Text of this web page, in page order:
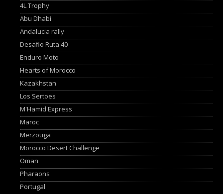
4L Trophy
Abu Dhabi
Andalucia rally
Desafio Ruta 40
Enduro Moto
Hearts of Morocco
Kazakhstan
Los Sertoes
M'Hamid Express
Maroc
Merzouga
Morocco Desert Challenge
Oman
Pharaons
Portugal